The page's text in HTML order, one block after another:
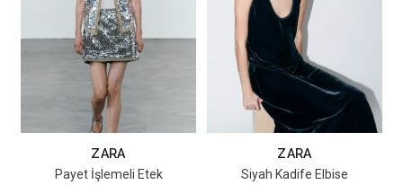
ZARA
Payet İşlemeli Etek
ZARA
Siyah Kadife Elbise